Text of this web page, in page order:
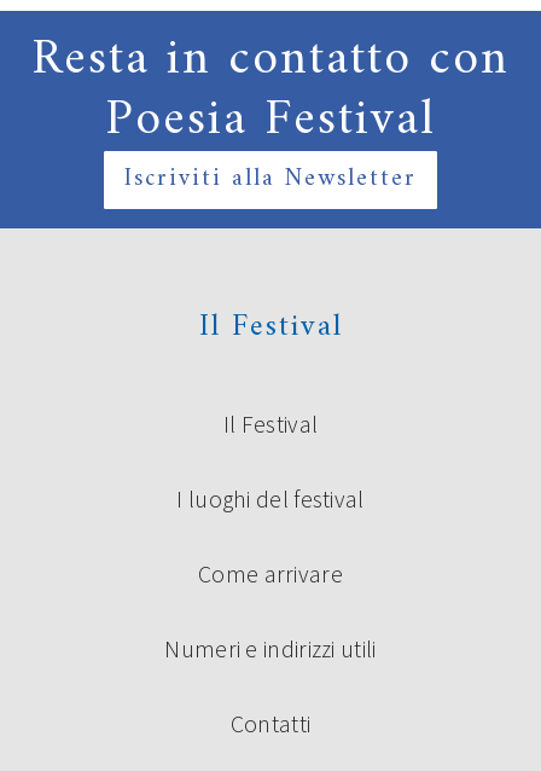
Resta in contatto con
Poesia Festival
Iscriviti alla Newsletter
Il Festival
Il Festival
I luoghi del festival
Come arrivare
Numeri e indirizzi utili
Contatti